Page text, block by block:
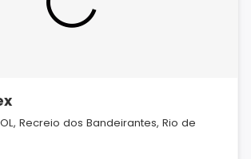
Recreio dos Bandeirantes, Rio de